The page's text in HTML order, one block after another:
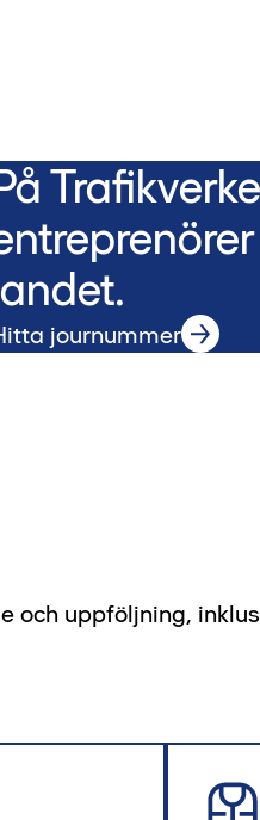
journummer
uppföljning,